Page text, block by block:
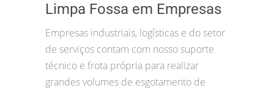
Limpa Fossa em Empresas
Empresas industriais, logísticas e do setor
de serviços contam com nosso suporte
técnico e frota própria para realizar
grandes volumes de esgotamento de